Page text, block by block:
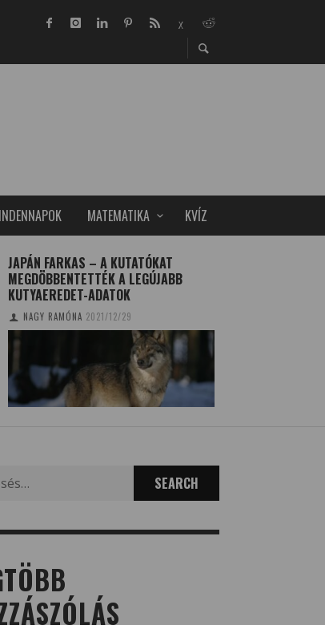
MATEMATIKA KVÍZ
JAPÁN FARKAS – A KUTATÓKAT
MEGDÖBBENTETTÉK A LEGÚJABB
KUTYAEREDET-ADATOK
NAGY RAMÓNA 2021/12/29